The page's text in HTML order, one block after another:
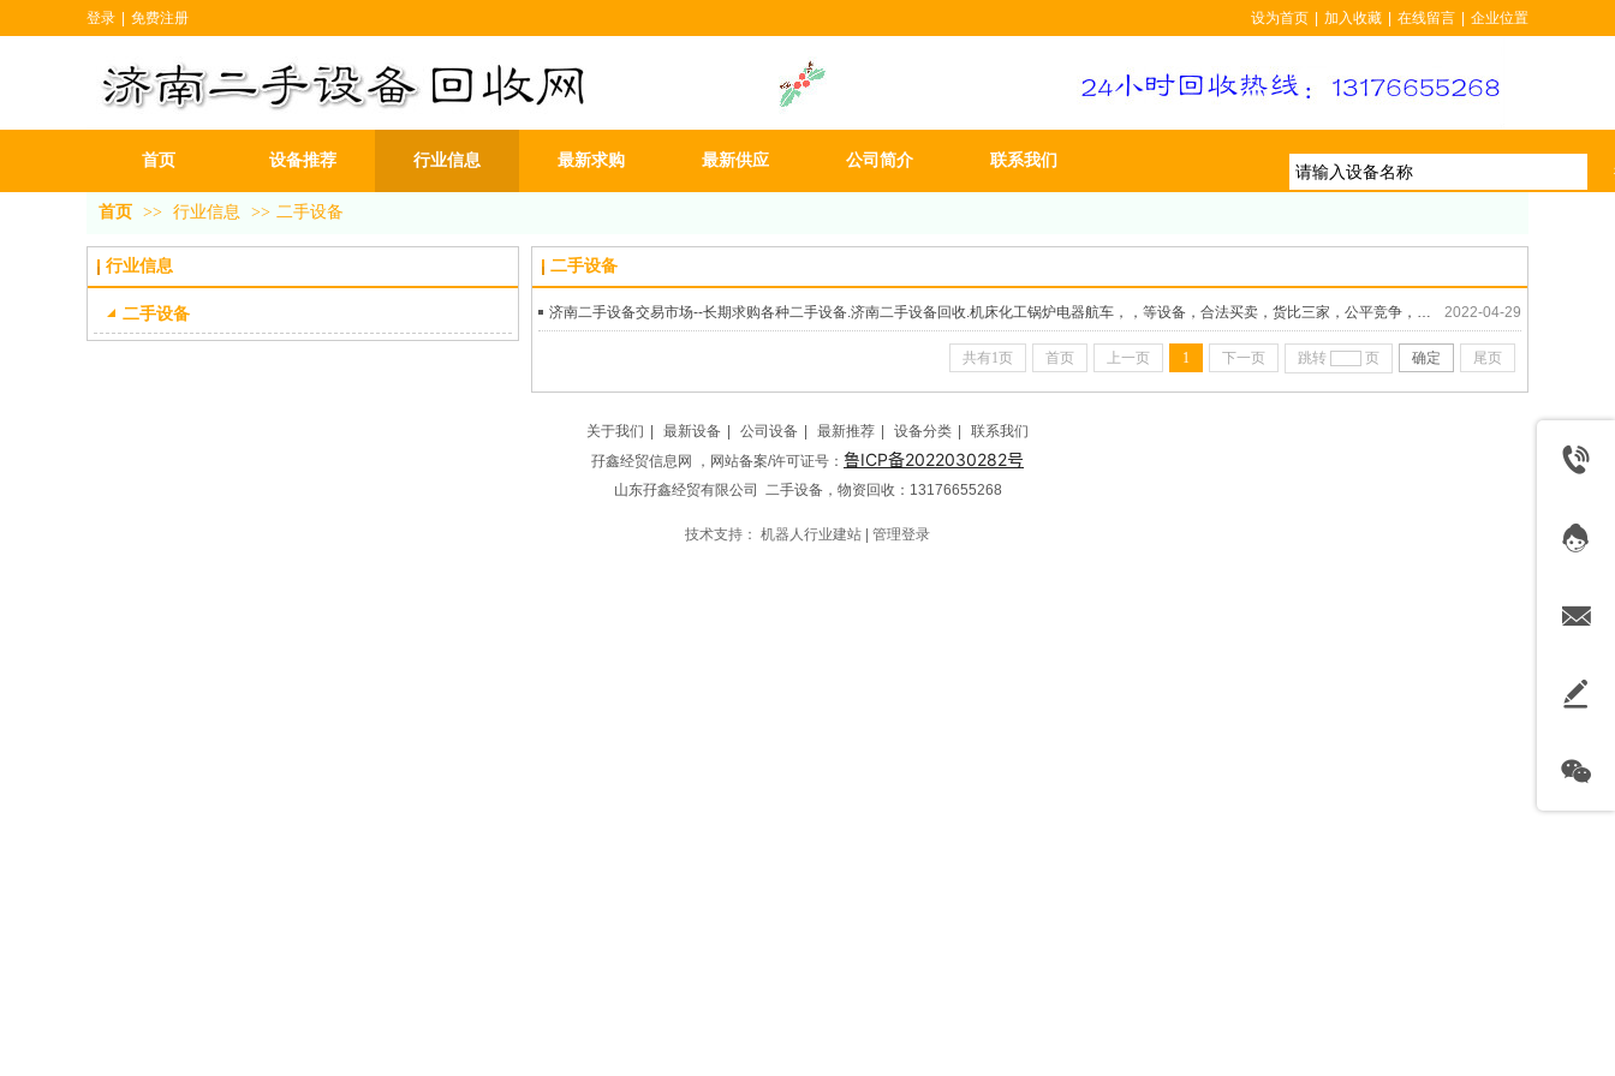
登录 免费注册 设为首页 加入收藏 在线留言 企业位置
首页 设备推荐 行业信息 最新求购 最新供应 公司简介 联系我们
首页 >> 行业信息 >> 二手设备
行业信息
二手设备
二手设备
济南二手设备交易市场--长期求购各种二手设备.济南二手设备回收.机床化工锅炉电器航车，，等设备，合法买卖，货比三家，公平竞争，信誉第一！郑重声明 长期大量求购二手机床设备.车床.冲床.磨床.铣床.剪板机.折弯机.卷板机.铣齿机.花键铣.牛头刨.电梯.客梯.货梯.化工设备:锅 2022-04-29
共有1页 首页 上一页 1 下一页 跳转 页 确定 尾页
关于我们 最新设备 公司设备 最新推荐 设备分类
联系我们
孖鑫经贸信息网 ，网站备案/许可证号： 鲁ICP备2022030282号
山东孖鑫经贸有限公司 二手设备，物资回收：13176655268
技术支持： 机器人行业建站 管理登录